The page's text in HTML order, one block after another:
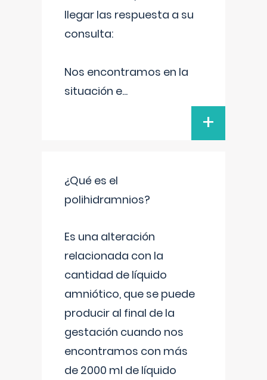
llegar las respuesta a su
consulta:
Nos encontramos en la
situación e...
+
¿Qué es el
polihidramnios?
Es una alteración
relacionada con la
cantidad de líquido
amniótico, que se puede
producir al final de la
gestación cuando nos
encontramos con más
de 2000 ml de líquido